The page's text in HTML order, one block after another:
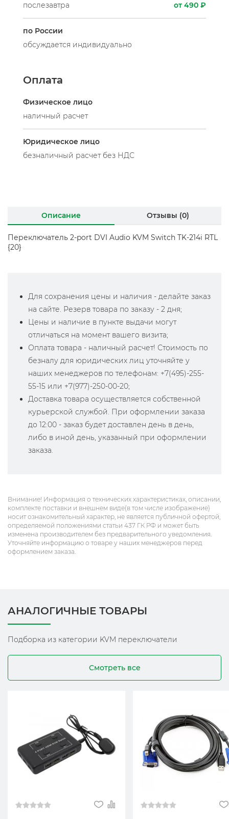
послезавтра
от 490 ₽
по России
обсуждается индивидуально
Оплата
Физическое лицо
наличный расчет
Юридическое лицо
безналичный расчет без НДС
Описание Отзывы (0)
Переключатель 2-port DVI Audio KVM Switch TK-214i RTL
{20}
Для сохранения цены и наличия - делайте заказ
на сайте. Резерв товара по заказу - 2 дня;
Цены и наличие в пункте выдачи могут
отличаться на момент вашего визита;
Оплата товара - наличный расчет! Стоимость по
безналу для юридических лиц уточняйте у
наших менеджеров по телефонам: +7(495)-255-
55-15 или +7(977)-250-00-20;
Доставка товара осуществляется собственной
курьерской службой. При оформлении заказа
до 12:00 - заказ будет доставлен день в день,
либо в иной день, указанный при оформлении
заказа.
Внимание! Информация о технических характеристиках, описании,
комплекте поставки и внешнем виде(в том числе изображение)
носит ознакомительный характер, не является публичной офертой,
определяемой положениями статьи 437 ГК РФ и может быть
изменена производителем без предварительного уведомления.
Уточняйте информацию о товаре у наших менеджеров перед
оформлением заказа.
АНАЛОГИЧНЫЕ ТОВАРЫ
Подборка из категории KVM переключатели
Смотреть все